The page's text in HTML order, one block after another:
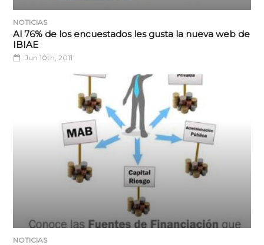
NOTICIAS
Al 76% de los encuestados les gusta la nueva web de
IBIAE
Jun 10th, 2011
NOTICIAS